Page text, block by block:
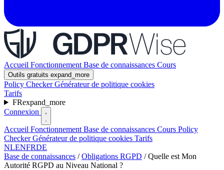
Accueil Fonctionnement Base de connaissances Cours
Outils gratuits expand_more
Policy CheckerGénérateur de politique cookies
Tarifs
FRexpand_more
Connexion
Accueil Fonctionnement Base de connaissances Cours Policy
CheckerGénérateur de politique cookies Tarifs
NLENFRDE
Base de connaissances / Obligations RGPD / Quelle est Mon
Autorité RGPD au Niveau National ?